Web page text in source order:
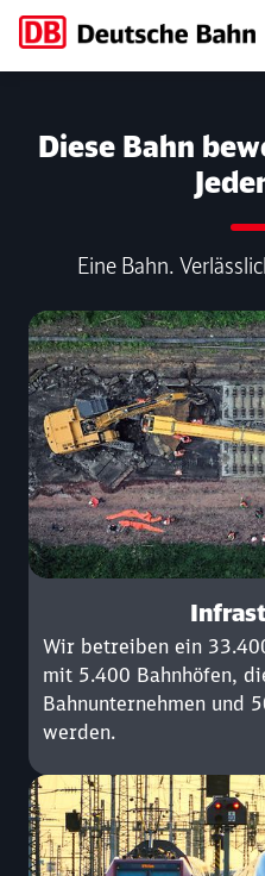
Diese Bahn
Eine Bahn.
Wir betreiben ein
mit 5.400 Bahnhöfen,
Bahnunternehmen und
werden.